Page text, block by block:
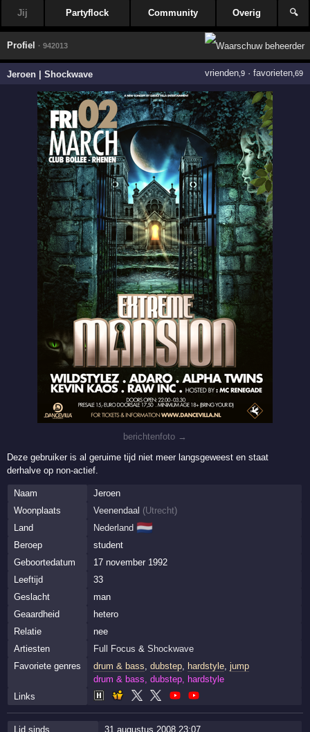
Jij Partyflock Community Overig 🔍
Profiel · 942013
Jeroen | Shockwave vrienden,9· favorieten,69
berichtenfoto →
Deze gebruiker is al geruime tijd niet meer langsgeweest en staat
derhalve op non-actief.
Naam
Jeroen
Woonplaats
Veenendaal (Utrecht)
Land
Nederland 🇳🇱
Beroep
student
Geboortedatum
17 november 1992
Leeftijd
33
Geslacht
man
Geaardheid
hetero
Relatie
nee
Artiesten
Full Focus & Shockwave
Favoriete genres
drum & bass dubstep, hardstyle, jump
drum & bass, dubstep, hardstyle
Links
Lid sinds
31 augustus 2008 23:07